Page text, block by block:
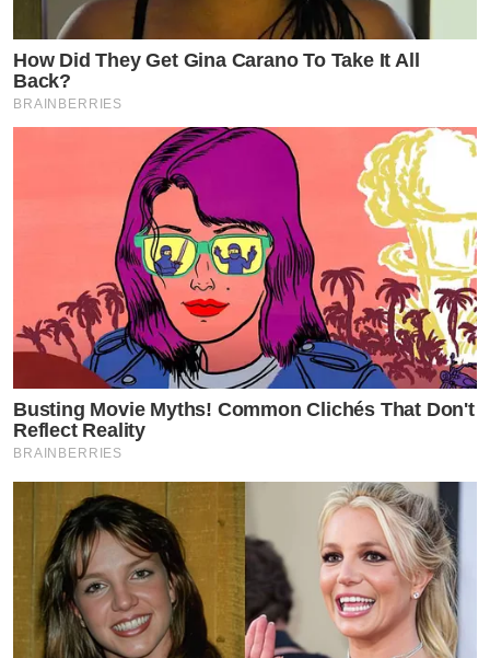
How Did They Get Gina Carano To Take It All
Back?
BRAINBERRIES
Busting Movie Myths! Common Clichés That Don't
Reflect Reality
BRAINBERRIES